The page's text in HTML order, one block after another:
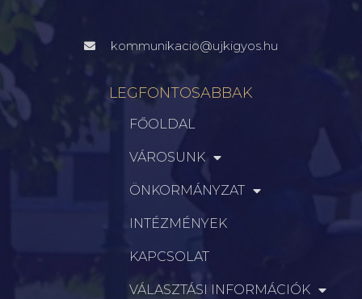
kommunikacio@ujkigyos.hu
LEGFONTOSABBAK
FŐOLDAL
VÁROSUNK
ÖNKORMÁNYZAT
INTÉZMÉNYEK
KAPCSOLAT
VÁLASZTÁSI INFORMÁCIÓK